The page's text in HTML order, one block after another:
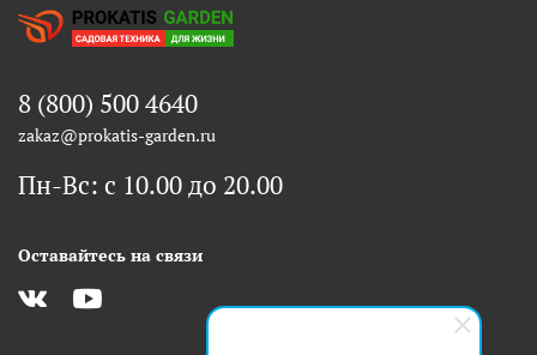
8 (800) 500 4640
zakaz@prokatis-garden.ru
Пн-Вс: с 10.00 до 20.00
Оставайтесь на связи